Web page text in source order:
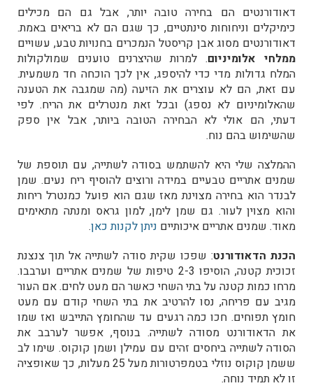
דאודורנטים הם בחירה טובה יותר, אבל גם הם מכילים
כימיקלים וניחוחות סינתטיים, כך שגם הם לא בריאים באמת.
דאודורנטים מסוג אבן קריסטל הנמכרים בחנויות טבע, עשויים
ממלחי אלומיניום. למרות שהיצרנים טוענים שמולקולות
המלח גדולות מדי כדי להיספג, אין לכך הוכחה חד משמעית.
עם זאת, הם לא עוצרים את הזיעה (מה שמגבה את הטענה
שהאלומיניום לא נספג) ובכל זאת מנטרלים את הריח. לפי
דעתי, הם אולי לא הבחירה הטובה ביותר, אבל אין ספק
שהשימוש בהם נוח.
ההמלצה שלי היא להשתמש בסודה לשתייה, עם תוספת של
שמנים אתריים טבעיים במידה ורוצים להוסיף ריח נעים. שמן
לבנדר הוא בחירה מצוינת מאז שגם הוא פועל כמנטרל ריחות
והוא מצוין לעור. גם שמן לימן, למון גראס ומנתה מתאימים
מאוד. שמנים אתריים איכותיים ניתן לקנות כאן.
הכנת הדאודורנט: שפכו שקית סודה לשתייה אל תוך צנצנת
זכוכית קטנה, הוסיפו 2-3 טיפות של שמנים אתריים וערבבו.
מרחו כמות קטנה על בתי השחי כאשר הם מעט לחים. אם העור
מגיב עם פריחה, נסו להרטיב את בתי השחי קודם עם מעט
חומץ תפוחים. חכו כמה רגעים עד שהחומץ התייבש ואז שמו
את הדאודורנט מסודה לשתייה. בנוסף, אפשר לערבב את
הסודה לשתייה ביחסים זהים עם עמילן ושמן קוקוס. שימו לב
ששמן קוקוס נוזלי בטמפרטורות מעל 25 מעלות, כך שאופציה
זו לא תמיד נוחה.